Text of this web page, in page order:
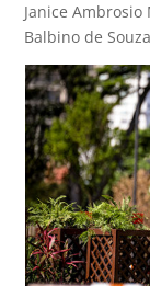
Janice Ambrosio
Balbino de